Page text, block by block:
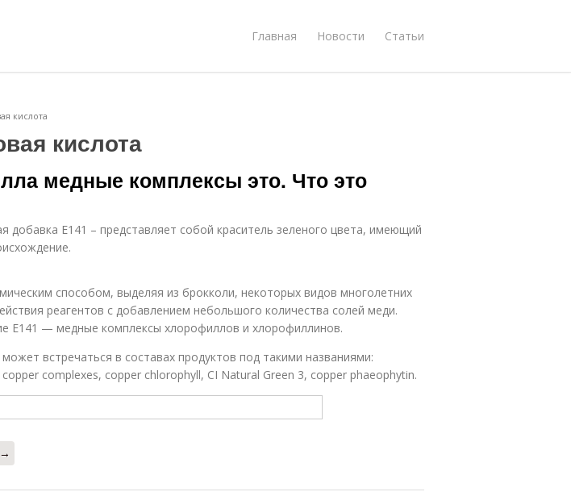
Главная Новости Статьи
кислота
кислота
медные комплексы это. Что это
добавка Е141 – представляет собой краситель зеленого цвета, имеющий
способом, выделяя из брокколи, некоторых видов многолетних
реагентов с добавлением небольшого количества солей меди.
Е141 — медные комплексы хлорофиллов и хлорофиллинов.
встречаться в составах продуктов под такими названиями:
complexes, copper chlorophyll, CI Natural Green 3, copper phaeophytin.